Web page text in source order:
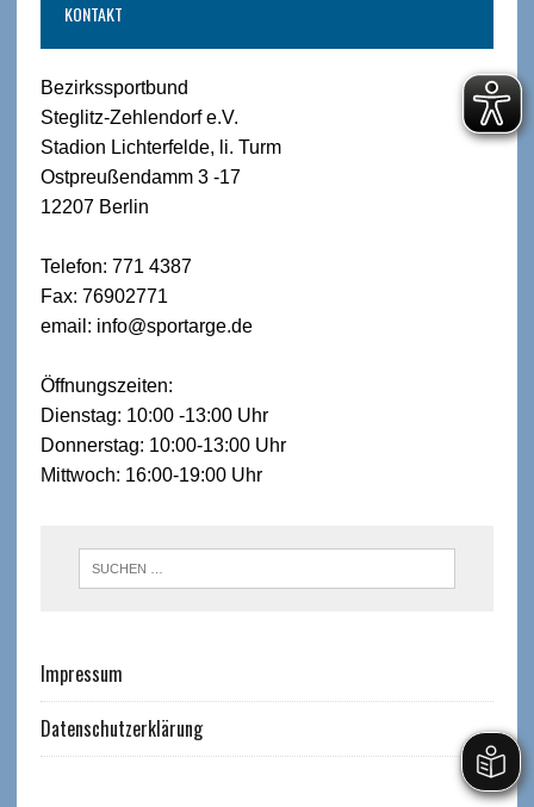
KONTAKT
Bezirkssportbund
Steglitz-Zehlendorf e.V.
Stadion Lichterfelde, li. Turm
Ostpreußendamm 3 -17
12207 Berlin
Telefon: 771 4387
Fax: 76902771
email: info@sportarge.de
Öffnungszeiten:
Dienstag: 10:00 -13:00 Uhr
Donnerstag: 10:00-13:00 Uhr
Mittwoch: 16:00-19:00 Uhr
Impressum
Datenschutzerklärung